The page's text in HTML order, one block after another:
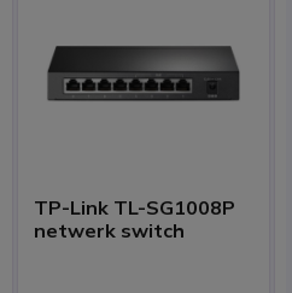
TP-Link TL-SG1008P
netwerk switch